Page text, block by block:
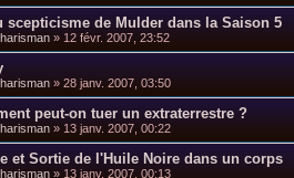
scepticisme de Mulder dans la Saison 5
» 12 févr. 2007, 23:52
» 28 janv. 2007, 03:50
peut-on tuer un extraterrestre ?
» 13 janv. 2007, 00:22
et Sortie de l'Huile Noire dans un corps
» 13 janv. 2007, 00:13